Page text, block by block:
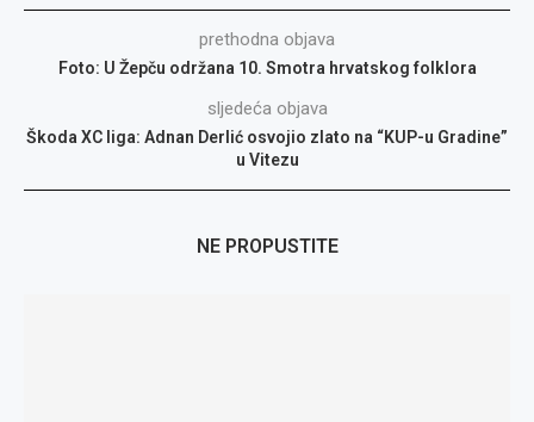
prethodna objava
Foto: U Žepču održana 10. Smotra hrvatskog folklora
sljedeća objava
Škoda XC liga: Adnan Derlić osvojio zlato na “KUP-u Gradine”
u Vitezu
NE PROPUSTITE